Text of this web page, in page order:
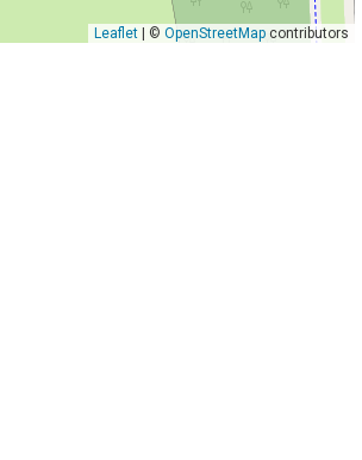
Leaflet| © OpenStreetMapcontributors